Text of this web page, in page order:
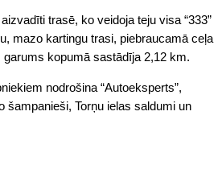
trasē, ko veidoja teju visa “333”
mazo kartingu trasi, piebraucamā ceļa
garums kopumā sastādīja 2,12 km.
nodrošina “Autoeksperts”,
šampanieši, Torņu ielas saldumi un